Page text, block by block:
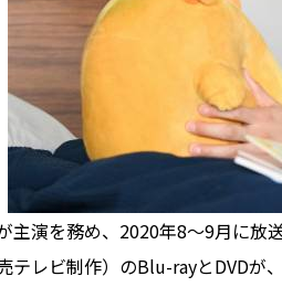
主演を務め、2020年8～9月に放
テレビ制作）のBlu-rayとDVDが